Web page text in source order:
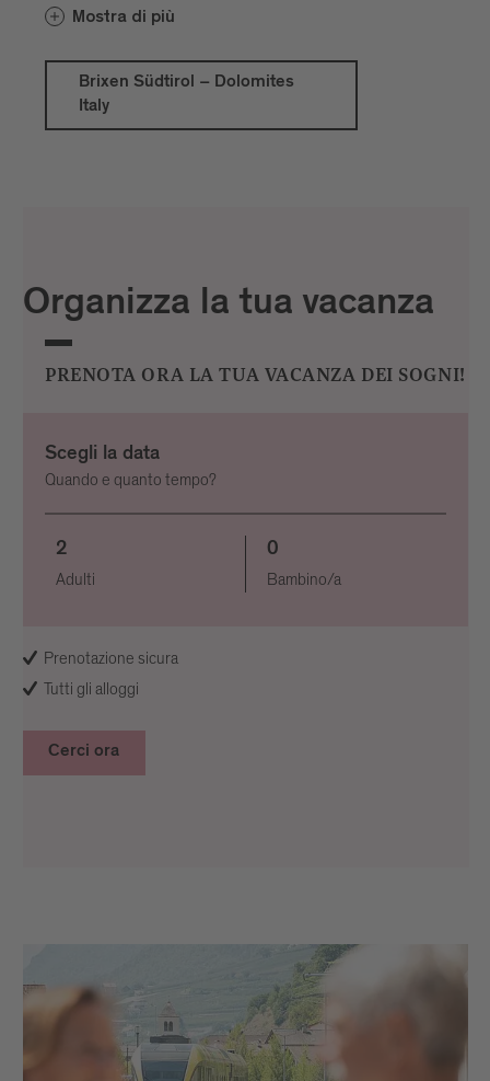
Dolomites Italy
Chiusa e Naz-Sciaves nasce uno spazio
ricco di esperienze tra città e montagna,
cultura e natura, freschezza alpina e
leggerezza mediterranea. Le singole aree
vacanze mantengono il proprio carattere
Mostra di più
Brixen Südtirol – Dolomites
Italy
Organizza la tua vacanza
PRENOTA ORA LA TUA VACANZA DEI SOGNI!
Scegli la data
Quando e quanto tempo?
2
Adulti
0
Bambino/a
Cerci ora
Prenotazione sicura
Tutti gli alloggi